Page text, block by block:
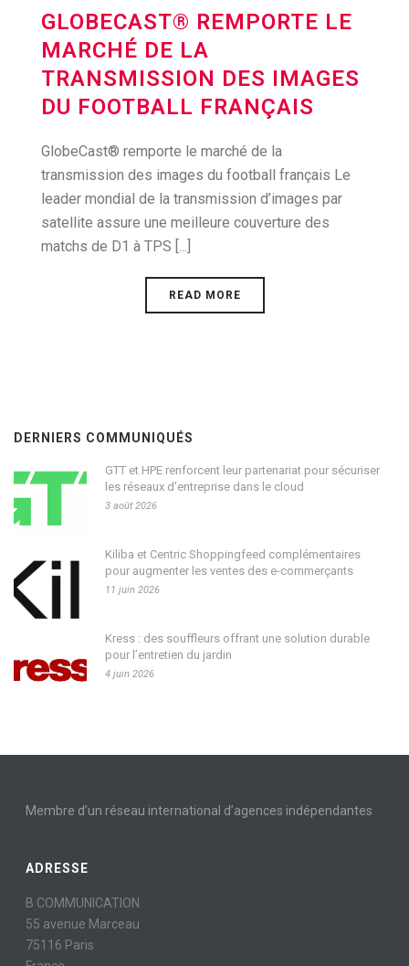
GLOBECAST® REMPORTE LE
MARCHÉ DE LA
TRANSMISSION DES IMAGES
DU FOOTBALL FRANÇAIS
GlobeCast® remporte le marché de la
transmission des images du football français Le
leader mondial de la transmission d’images par
satellite assure une meilleure couverture des
matchs de D1 à TPS [...]
READ MORE
DERNIERS COMMUNIQUÉS
GTT et HPE renforcent leur partenariat pour sécuriser
les réseaux d’entreprise dans le cloud
3 août 2026
Kiliba et Centric Shoppingfeed complémentaires
pour augmenter les ventes des e-commerçants
11 juin 2026
Kress : des souffleurs offrant une solution durable
pour l’entretien du jardin
4 juin 2026
Membre d’un réseau international d’agences indépendantes
ADRESSE
B COMMUNICATION
55 avenue Marceau
75116 Paris